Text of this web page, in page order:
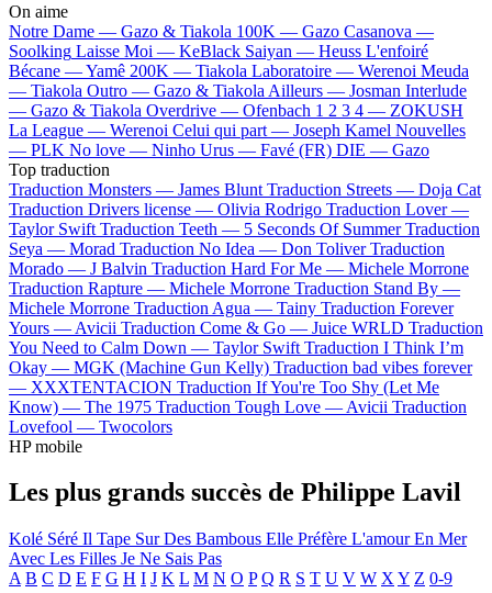
On aime
Notre Dame — Gazo & Tiakola 100K — Gazo Casanova —
Soolking Laisse Moi — KeBlack Saiyan — Heuss L'enfoiré
Bécane —Yamê 200K — Tiakola Laboratoire — Werenoi Meuda
— Tiakola Outro — Gazo & Tiakola Ailleurs — Josman Interlude
— Gazo & Tiakola Overdrive — Ofenbach 1 2 3 4 — ZOKUSH
La League — Werenoi Celui qui part — Joseph Kamel Nouvelles
— PLK No love — Ninho Urus — Favé (FR) DIE — Gazo
Top traduction
Traduction Monsters — James Blunt Traduction Streets — Doja Cat
Traduction Drivers license — Olivia Rodrigo Traduction Lover —
Taylor Swift Traduction Teeth — 5 Seconds Of Summer Traduction
Seya — Morad Traduction No Idea — Don Toliver Traduction
Morado — J Balvin Traduction Hard For Me — Michele Morrone
Traduction Rapture — Michele Morrone Traduction Stand By —
Michele Morrone Traduction Agua — Tainy Traduction Forever
Yours — Avicii Traduction Come & Go — Juice WRLD Traduction
You Need to Calm Down — Taylor Swift Traduction I Think I’m
Okay — MGK (Machine Gun Kelly) Traduction bad vibes forever
— XXXTENTACION Traduction If You're Too Shy (Let Me
Know) — The 1975 Traduction Tough Love — Avicii Traduction
Lovefool — Twocolors
HP mobile
Les plus grands succès de Philippe Lavil
Kolé Séré Il Tape Sur Des Bambous Elle Préfère L'amour En Mer
Avec Les Filles Je Ne Sais Pas
A B C D E F G H I J K L M N O P Q R S T U V W X Y Z 0-9